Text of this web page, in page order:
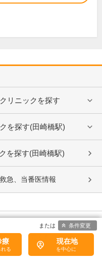
リニックを探す
を探す(田崎橋駅)
を探す(田崎橋駅)
急、当番医情報
トにご協力ください。
りましたか?
療 現在地
条件変更